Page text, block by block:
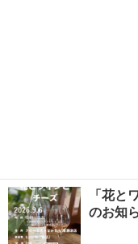
「花と
のお知